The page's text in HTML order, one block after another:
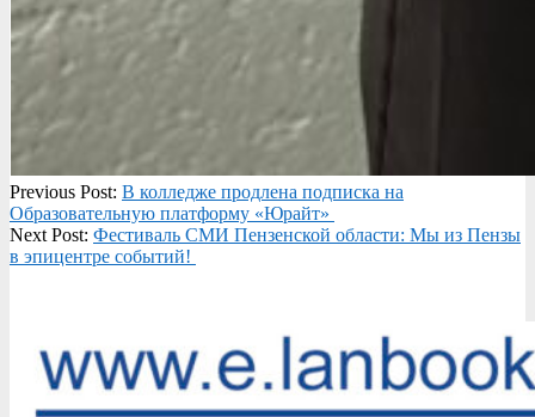
2025-
09-
03
Previous Post: В колледже продлена подписка на
Образовательную платформу «Юрайт»
Next Post: Фестиваль СМИ Пензенской области: Мы из Пензы
в эпицентре событий!